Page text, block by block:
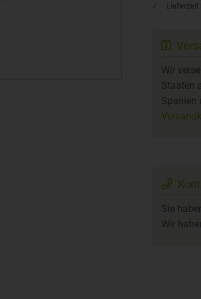
Lieferzeit
Wir
Staaten
Spanien
Sie
Wir